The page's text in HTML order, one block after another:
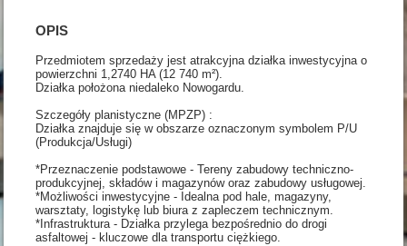
OPIS
Przedmiotem sprzedaży jest atrakcyjna działka inwestycyjna o
powierzchni 1,2740 HA (12 740 m²).
Działka położona niedaleko Nowogardu.
Szczegóły planistyczne (MPZP) :
Działka znajduje się w obszarze oznaczonym symbolem P/U
(Produkcja/Usługi)
*Przeznaczenie podstawowe - Tereny zabudowy techniczno-
produkcyjnej, składów i magazynów oraz zabudowy usługowej.
*Możliwości inwestycyjne - Idealna pod hale, magazyny,
warsztaty, logistykę lub biura z zapleczem technicznym.
*Infrastruktura - Działka przylega bezpośrednio do drogi
asfaltowej - kluczowe dla transportu ciężkiego.